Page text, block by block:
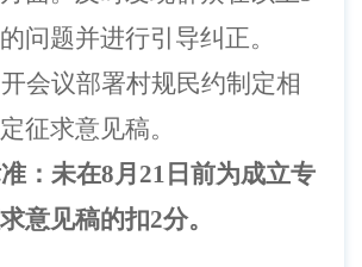
问题并进行引导纠正。
会议部署村规民约制定相
征求意见稿。
：未在8月21日前为成立专
意见稿的扣2分。